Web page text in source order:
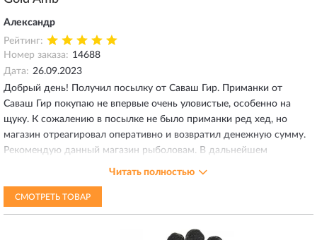
Александр
Рейтинг:
Номер заказа: 14688
Дата: 26.09.2023
Добрый день! Получил посылку от Саваш Гир. Приманки от
Саваш Гир покупаю не впервые очень уловистые, особенно на
щуку. К сожалению в посылке не было приманки ред хед, но
магазин отреагировал оперативно и возвратил денежную сумму.
Рекомендую данный магазин рыболовам. В дальнейшем
планирую заказывать приманки от Саваш Гир в данном магазине,
сравнению с другими магазинами.
Читать полностью
СМОТРЕТЬ ТОВАР